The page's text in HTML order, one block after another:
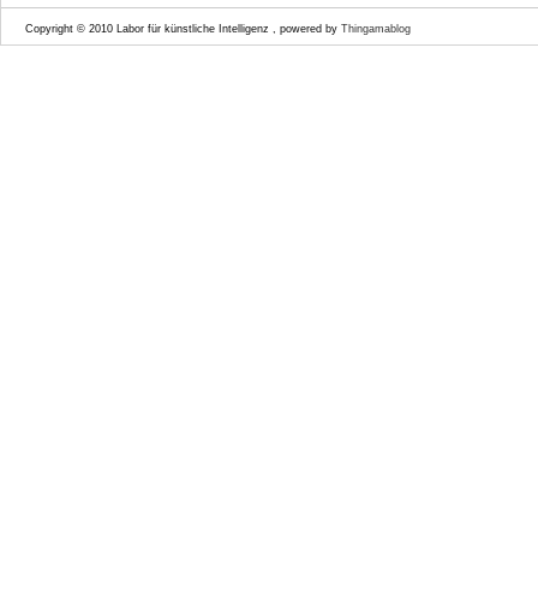
Copyright © 2010 Labor für künstliche Intelligenz , powered by Thingamablog